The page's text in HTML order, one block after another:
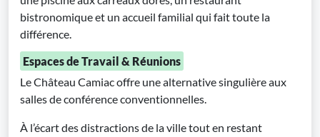
bistronomique et un accueil familial qui fait toute la
différence.
Espaces de Travail & Réunions
Le Château Camiac offre une alternative singulière aux
salles de conférence conventionnelles.
À l’écart des distractions de la ville tout en restant